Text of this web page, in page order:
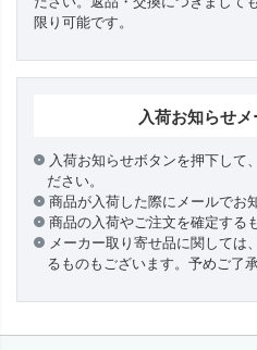
限り可能です。
入荷お知らせ
入荷お知らせボタンを押下して
ださい。
商品が入荷した際にメールでお
商品の入荷やご注文を確定する
メーカー取り寄せ品に関しては
るものもございます。予めご了